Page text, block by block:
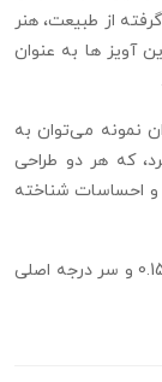
از طبیعت، هنر
آویز ها به عنوان
نمونه می‌توان به
که هر دو طراحی
و احساسات شناخته
کار بدون ساپورت نیز قابل ارائه است. لواشکی کار 0.15 و سر درجه اصلی